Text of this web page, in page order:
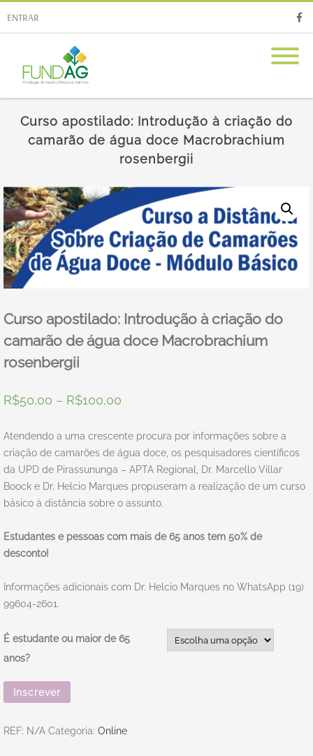
ENTRAR
Curso apostilado: Introdução à criação do
camarão de água doce Macrobrachium
rosenbergii
Curso apostilado: Introdução à criação do
camarão de água doce Macrobrachium
rosenbergii
R$50,00 – R$100,00
Atendendo a uma crescente procura por informações sobre a
criação de camarões de água doce, os pesquisadores científicos
da UPD de Pirassununga – APTA Regional, Dr. Marcello Villar
Boock e Dr. Helcio Marques propuseram a realização de um curso
básico à distância sobre o assunto.
Estudantes e pessoas com mais de 65 anos tem 50% de
desconto!
Informações adicionais com Dr. Helcio Marques no WhatsApp (19)
99604-2601.
É estudante ou maior de 65
anos?
Inscrever
REF: N/A Categoria: Online